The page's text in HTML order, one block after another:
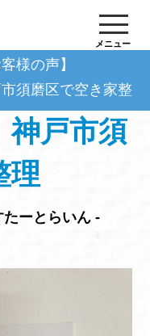
メニュー
客様の声】
須磨区で空き家整理
神戸市須
理
ーとらいん -